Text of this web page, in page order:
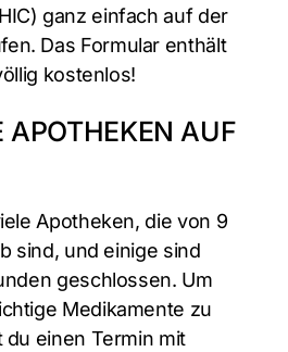
ganz einfach auf der
Das Formular enthält
kostenlos!
APOTHEKEN AUF
Apotheken, die von 9
sind, und einige sind
geschlossen. Um
Medikamente zu
einen Termin mit